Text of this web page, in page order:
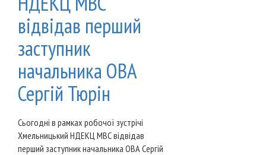
відвідав перший
заступник
начальника ОВА
Сергій Тюрін
Сьогодні в рамках робочої зустрічі
Хмельницький НДЕКЦ МВС відвідав
перший заступник начальника ОВА Сергій